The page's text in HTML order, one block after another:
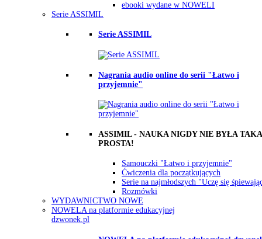
ebooki wydane w NOWELI
Serie ASSIMIL
Serie ASSIMIL
Nagrania audio online do serii "Łatwo i
przyjemnie"
ASSIMIL - NAUKA NIGDY NIE BYŁA TAKA
PROSTA!
Samouczki "Łatwo i przyjemnie"
Ćwiczenia dla początkujących
Serie na najmłodszych "Uczę się
Rozmówki
WYDAWNICTWO NOWE
NOWELA na platformie edukacyjnej
dzwonek.pl